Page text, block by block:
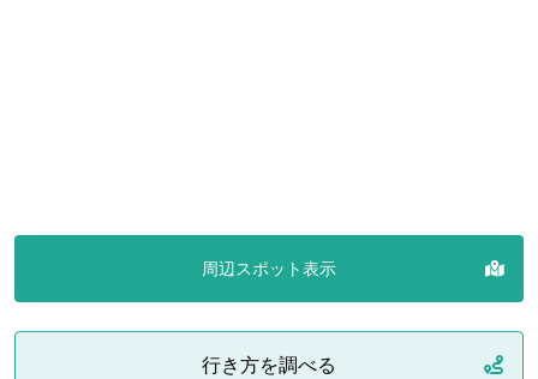
周辺スポット表示
行き方を調べる